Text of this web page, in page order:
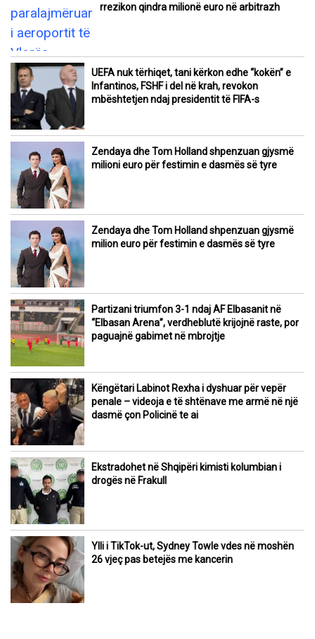
rrezikon qindra milionë euro në arbitrazh
UEFA nuk tërhiqet, tani kërkon edhe “kokën” e
Infantinos, FSHF i del në krah, revokon
mbështetjen ndaj presidentit të FIFA-s
Zendaya dhe Tom Holland shpenzuan gjysmë
milioni euro për festimin e dasmës së tyre
Zendaya dhe Tom Holland shpenzuan gjysmë
milion euro për festimin e dasmës së tyre
Partizani triumfon 3-1 ndaj AF Elbasanit në
“Elbasan Arena”, verdheblutë krijojnë raste, por
paguajnë gabimet në mbrojtje
Këngëtari Labinot Rexha i dyshuar për vepër
penale – videoja e të shtënave me armë në një
dasmë çon Policinë te ai
Ekstradohet në Shqipëri kimisti kolumbian i
drogës në Frakull
Ylli i TikTok-ut, Sydney Towle vdes në moshën
26 vjeç pas betejës me kancerin